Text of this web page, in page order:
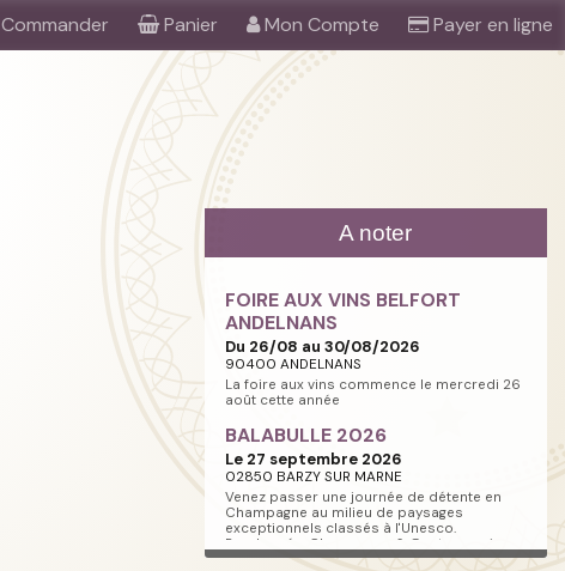
Commander Panier Mon Compte Payer en ligne
A noter
FOIRE AUX VINS BELFORT
ANDELNANS
Du 26/08 au 30/08/2026
90400 ANDELNANS
La foire aux vins commence le mercredi 26
août cette année
BALABULLE 2026
Le 27 septembre 2026
02850 BARZY SUR MARNE
Venez passer une journée de détente en
Champagne au milieu de paysages
exceptionnels classés à l'Unesco.
Randonnée, Champagne & Gastronomie au
RDV.